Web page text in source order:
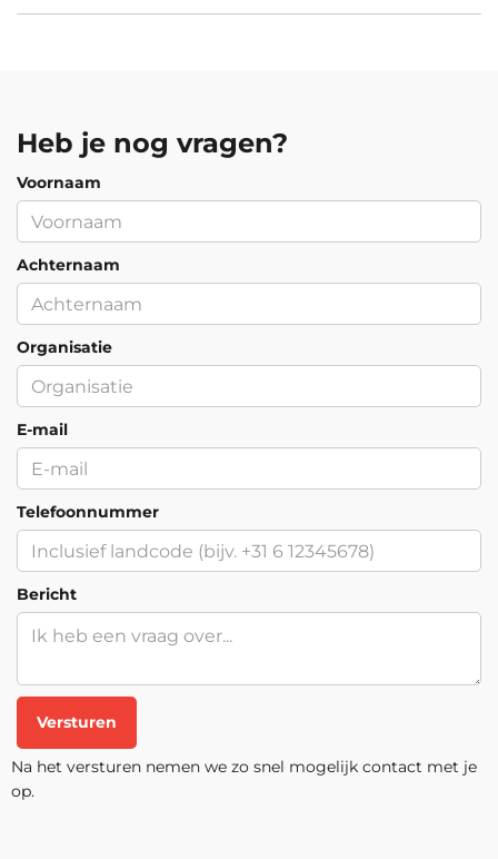
Woensdag 23 December 2026
Amsterdam, Arnhem, Den Haag,
Rotterdam, Utrecht, Zwolle en
Beschikbare trainingslocaties
Maandag 28 December 2026
Virtueel.
Inschrijven
Rotterdam, Utrecht, Zwolle en
Heb je nog vragen?
Voornaam
Achternaam
Organisatie
E-mail
Telefoonnummer
Bericht
Versturen
Na het versturen nemen we zo snel mogelijk contact met je
op.